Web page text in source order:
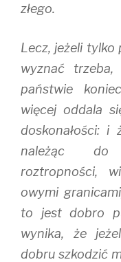
złego.
Lecz, jeżeli tylko
wyznać
państwie
więcej oddala
doskonałości: i
należąc do
roztropności,
owymi
to jest dobro
wynika, że
dobru szkodzić